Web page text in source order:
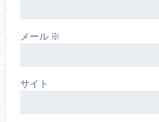
メール ※
サイト